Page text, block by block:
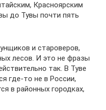
Красноярским
до Тувы почти пять
и староверов,
лесов. И это не фразы
так. В Туве
где-то не в России,
в районных городках,